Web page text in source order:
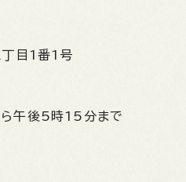
目1番1号
午後5時15分まで